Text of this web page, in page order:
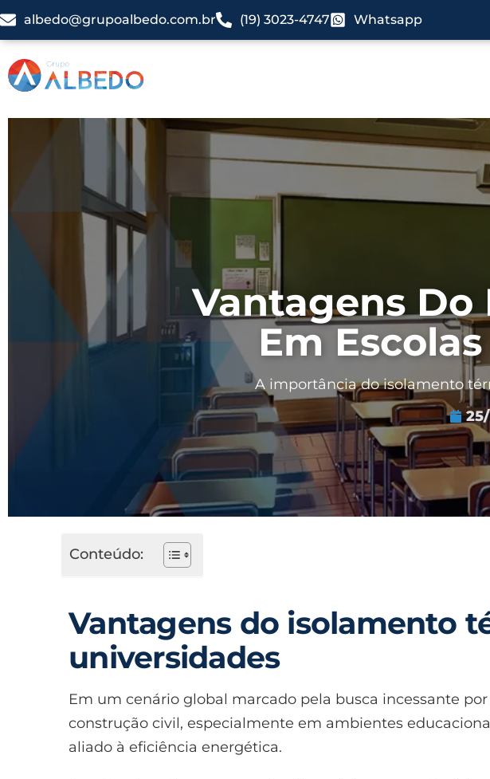
albedo@grupoalbedo.com.br (19) 3023-4747 Whatsapp
Vantagens
Em
A importância do isolamento
Conteúdo:
Vantagens do isolamento
universidades
Em um cenário global marcado pela busca incessante
construção civil, especialmente em ambientes
aliado à eficiência energética.